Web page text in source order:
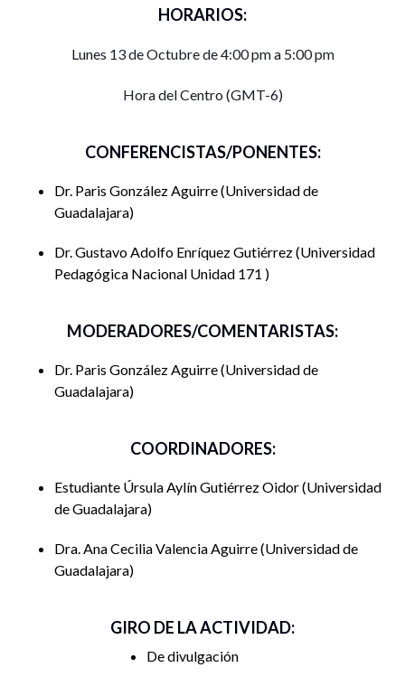
HORARIOS:
Lunes 13 de Octubre de 4:00 pm a 5:00 pm
Hora del Centro (GMT-6)
CONFERENCISTAS/PONENTES:
Dr. Paris González Aguirre Universidad de
Guadalajara
Dr. Gustavo Adolfo Enríquez Gutiérrez Universidad
Pedagógica Nacional Unidad 171
MODERADORES/COMENTARISTAS:
Dr. Paris González Aguirre Universidad de
Guadalajara
COORDINADORES:
Estudiante Úrsula Aylín Gutiérrez Oidor Universidad
de Guadalajara
Dra. Ana Cecilia Valencia Aguirre Universidad de
Guadalajara
GIRO DE LA ACTIVIDAD:
De divulgación